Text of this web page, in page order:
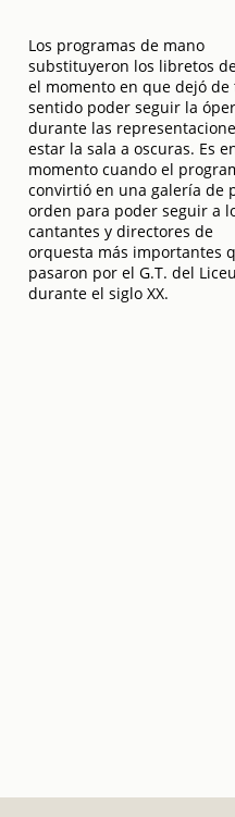
Los programas de mano
substituyeron los libretos
el momento en que dejó de
sentido poder seguir la
durante las
estar la sala a oscuras. Es
momento cuando el
convirtió en una galería de
orden para poder seguir a
cantantes y directores de
orquesta más importantes
pasaron por el G.T. del Liceu
durante el siglo XX.